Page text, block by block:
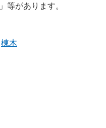
等があります。
棟木